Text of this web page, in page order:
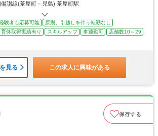
備讃線(茶屋町－児島) 茶屋町駅
験者も応募可能
原則、引越しを伴う転勤なし
育休取得実績有り スキルアップ 車通勤可
店舗数10～29
見る この求人に興味がある
保存する